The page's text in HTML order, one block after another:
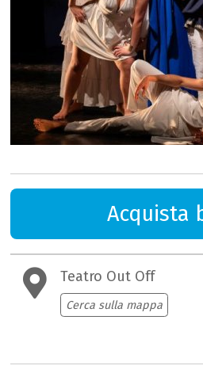
Acquista
Teatro Out Off
Cerca sulla mappa